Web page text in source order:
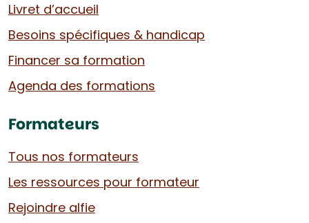
Livret d’accueil
Besoins spécifiques & handicap
Financer sa formation
Agenda des formations
Formateurs
Tous nos formateurs
Les ressources pour formateur
Rejoindre alfie